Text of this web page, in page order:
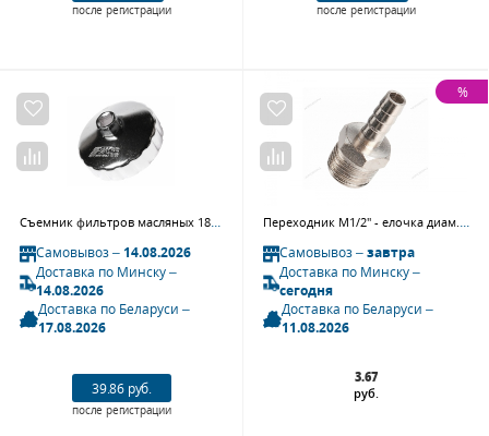
после регистрации после регистрации
Самовывоз –14.08.2026
Доставка по Минску –
14.08.2026
Доставка по Беларуси –
17.08.2026
39.86 руб.
после регистрации
%
Самовывоз –завтра
Доставка по Минску –
сегодня
Доставка по Беларуси –
11.08.2026
3.67
руб.